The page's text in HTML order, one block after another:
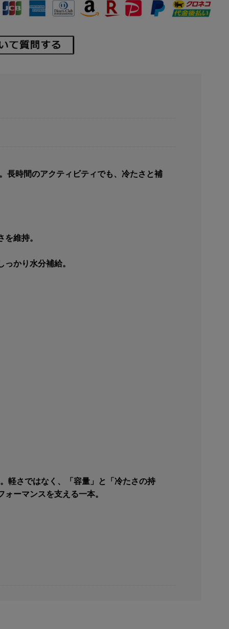
長時間のアクティビティでも、冷たさと補
維持。
かり水分補給。
軽さではなく、「容量」と「冷たさの持
ーマンスを支える一本。